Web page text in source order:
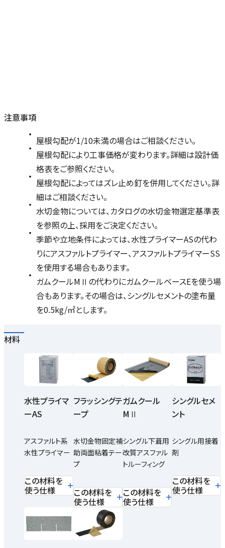
注意事項
屋根勾配が1/10未満の場合はご相談ください。
屋根勾配により工事価格が変わります。詳細は設計価
格表をご参照ください。
屋根勾配によってはズレ止め釘を併用してください。詳
細はご相談ください。
水切金物については、カタログの水切金物選定基準表
を参照の上、採用をご決定ください。
季節や立地条件によっては、水性プライマーASの代わ
りにアスファルトプライマー、アスファルトプライマーSS
を使用する場合もあります。
ガムクールMⅡの代わりにガムクールベースEを使う場
合もあります。その場合は、シングルセメントの塗布量
を0.5kg/㎡とします。
材料
水性プライマ
ーAS
アスファルト系
水性プライマー
この材料を
使う仕様
フラッシングテ
ープ
水切金物固定補
助両面粘着テー
プ
この材料を
使う仕様
ガムクール
MⅡ
シングル下葺用
改質アスファル
トルーフィング
この材料を
使う仕様
シングルセメ
ント
シングル用接着
剤
この材料を
使う仕様